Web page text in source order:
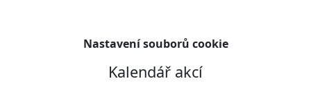
Nastavení souborů cookie
Kalendář akcí